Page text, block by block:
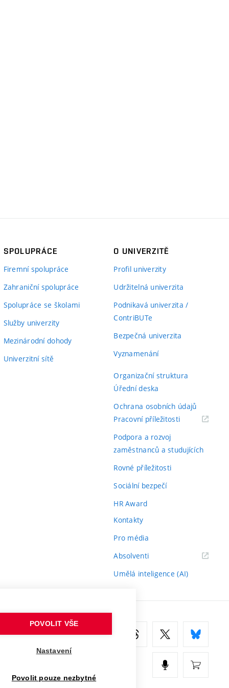
SPOLUPRÁCE
Firemní spolupráce
Zahraniční spolupráce
Spolupráce se školami
Služby univerzity
Mezinárodní dohody
Univerzitní sítě
O UNIVERZITĚ
Profil univerzity
Udržitelná univerzita
Podnikavá univerzita /
ContriBUTe
Bezpečná univerzita
Vyznamenání
Organizační struktura
Úřední deska
Ochrana osobních údajů
Pracovní příležitosti(externí
Podpora a rozvoj
zaměstnanců a studujících
Rovné příležitosti
Sociální bezpečí
HR Award
Kontakty
Pro média
Absolventi(externí
Umělá inteligence (AI)
POVOLIT VŠE
Nastavení
Povolit pouze nezbytné